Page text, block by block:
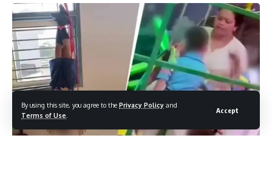
By using this site, you agree to the Privacy Policy and
Terms of Use
Accept